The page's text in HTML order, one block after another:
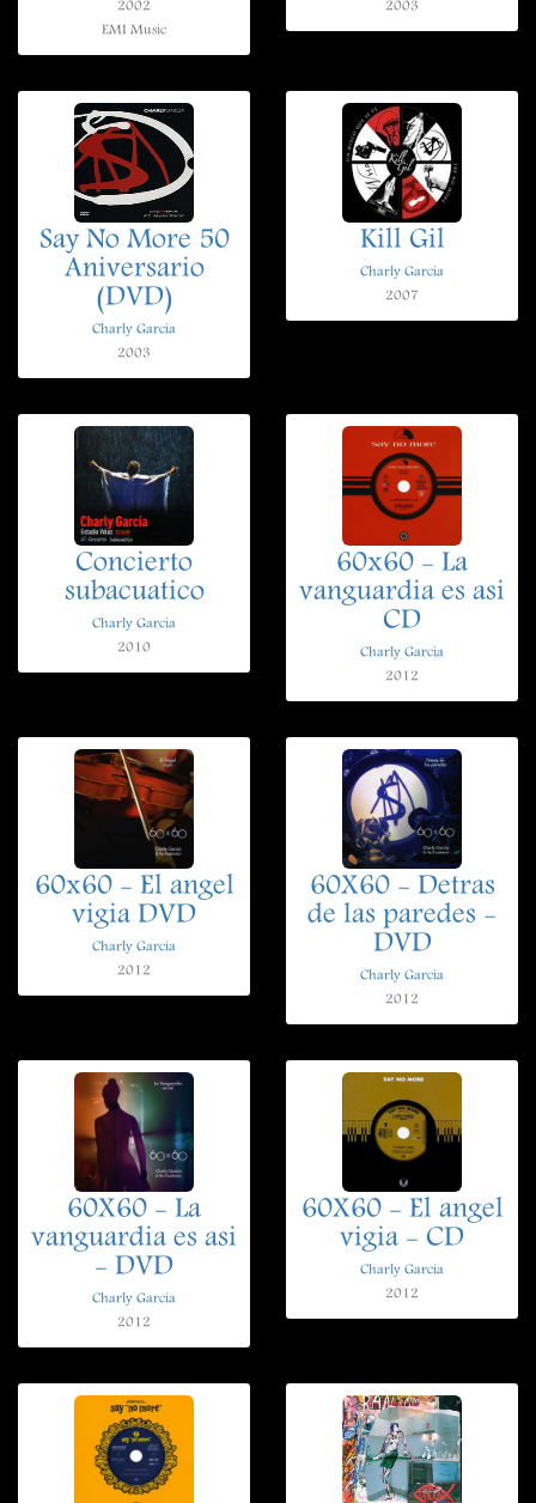
2002
EMI Music
2003
Say No More 50
Aniversario
(DVD)
Charly Garcia
2003
Kill Gil
Charly Garcia
2007
Concierto
subacuatico
Charly Garcia
2010
60x60 - La
vanguardia es asi
CD
Charly Garcia
2012
60x60 - El angel
vigia DVD
Charly Garcia
2012
60X60 - Detras
de las paredes -
DVD
Charly Garcia
2012
60X60 - La
vanguardia es asi
- DVD
Charly Garcia
2012
60X60 - El angel
vigia - CD
Charly Garcia
2012